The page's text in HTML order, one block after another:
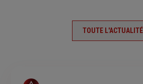
TOUTE L'ACTUALITÉ